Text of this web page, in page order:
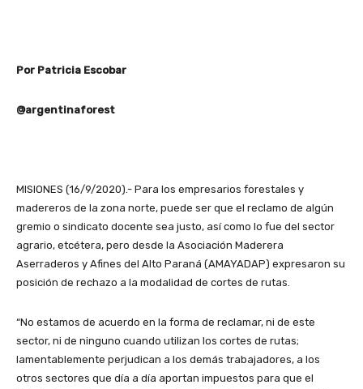
Por Patricia Escobar
@argentinaforest
MISIONES (16/9/2020).- Para los empresarios forestales y
madereros de la zona norte, puede ser que el reclamo de algún
gremio o sindicato docente sea justo, así como lo fue del sector
agrario, etcétera, pero desde la Asociación Maderera
Aserraderos y Afines del Alto Paraná (AMAYADAP) expresaron su
posición de rechazo a la modalidad de cortes de rutas.
“No estamos de acuerdo en la forma de reclamar, ni de este
sector, ni de ninguno cuando utilizan los cortes de rutas;
lamentablemente perjudican a los demás trabajadores, a los
otros sectores que día a día aportan impuestos para que el